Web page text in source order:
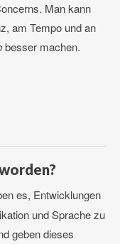
Man kann
am Tempo und an
besser machen.
es, Entwicklungen
und Sprache zu
geben dieses